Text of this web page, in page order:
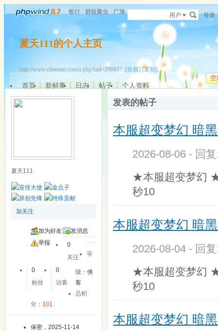
银行 群组聚合 广场 用户 登录
夏天111的个人主页
http://www.chnteam.com/u.php?uid=296037 [收藏] [复制]
空
首页 新鲜事 日志 帖子 个人资料
夏天111
加关注
加为好友
发消息
举报
0
关注
0
粉丝
0
访客
等
级：侠
客
总积
分： 101
保密，2025-11-14
发表的帖子
本服超变梦幻 暗
2026-08-06 - 回
★本服超变梦幻
秒10
本服超变梦幻 暗
2026-08-04 - 回
★本服超变梦幻
秒10
本服超变梦幻 暗